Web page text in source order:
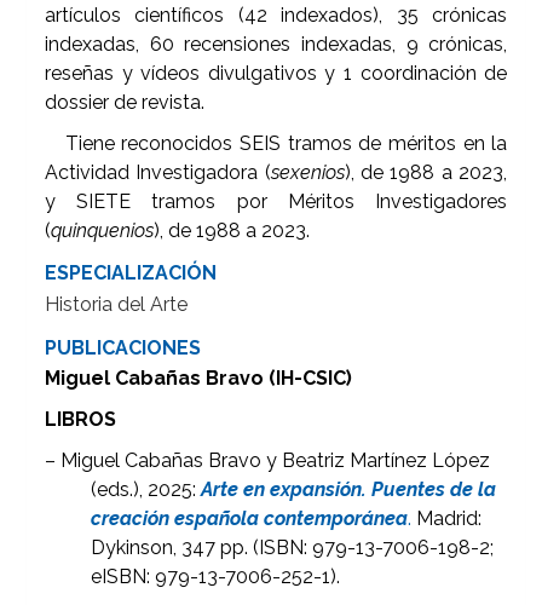
artículos científicos (42 indexados), 35 crónicas
indexadas, 60 recensiones indexadas, 9 crónicas,
reseñas y vídeos divulgativos y 1 coordinación de
dossier de revista.
Tiene reconocidos SEIS tramos de méritos en la
Actividad Investigadora (sexenios), de 1988 a 2023,
y SIETE tramos por Méritos Investigadores
(quinquenios), de 1988 a 2023.
ESPECIALIZACIÓN
Historia del Arte
PUBLICACIONES
Miguel Cabañas Bravo (IH-CSIC)
LIBROS
– Miguel Cabañas Bravo y Beatriz Martínez López
(eds.), 2025:Arte en expansión. Puentes de la
creación española contemporánea. Madrid:
Dykinson, 347 pp. (ISBN: 979-13-7006-198-2;
eISBN: 979-13-7006-252-1).